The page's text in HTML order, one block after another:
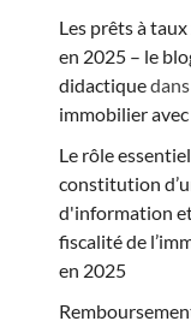
Les prêts à
en 2025 – le
didactique
immobilier
Le rôle
constitution
d'information
fiscalité de
en 2025